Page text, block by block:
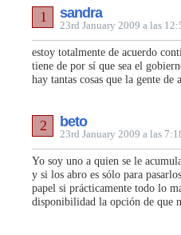
sandra
23rd January 2009 a las
1
estoy totalmente de acuerdo
tiene de por sí que sea el
hay tantas cosas que la gente
beto
23rd January 2009 a las
2
Yo soy uno a quien se le
y si los abro es sólo para
papel si prácticamente todo lo
disponibilidad la opción de que